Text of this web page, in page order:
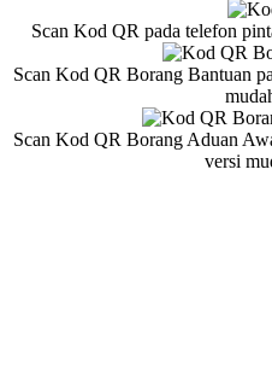
Scan Kod QR pada telefon
Scan Kod QR Borang Bantuan
Scan Kod QR Borang Aduan
versi